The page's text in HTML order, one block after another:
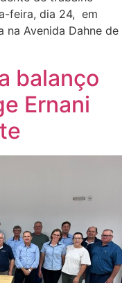
feira, dia 24, em
na Avenida Dahne de
balanço
Ernani